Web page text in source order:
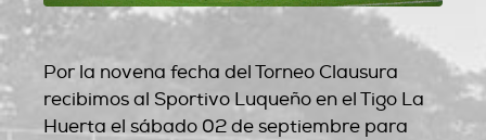
Por la novena fecha del Torneo Clausura
recibimos al Sportivo Luqueño en el Tigo La
Huerta el sábado 02 de septiembre para